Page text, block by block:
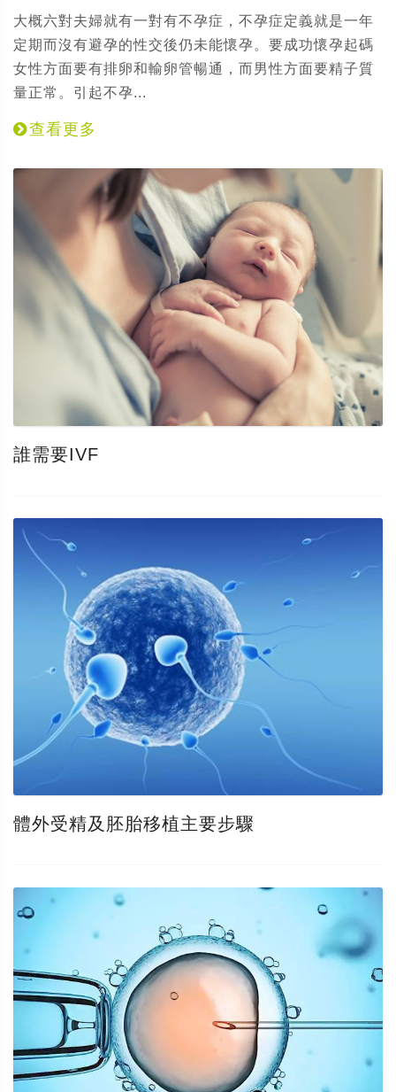
大概六對夫婦就有一對有不孕症，不孕症定義就是一年
定期而沒有避孕的性交後仍未能懷孕。要成功懷孕起碼
女性方面要有排卵和輸卵管暢通，而男性方面要精子質
量正常。引起不孕...
查看更多
誰需要IVF
體外受精及胚胎移植主要步驟